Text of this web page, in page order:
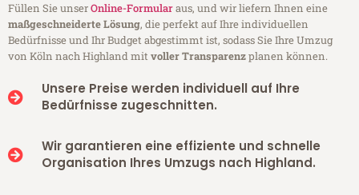
Füllen Sie unserOnline-Formularaus, und wir liefern Ihnen eine
maßgeschneiderte Lösung, die perfekt auf Ihre individuellen
Bedürfnisse und Ihr Budget abgestimmt ist, sodass Sie Ihre Umzug
von Köln nach Highland mitvoller Transparenzplanen können.
Unsere Preise werden individuell auf Ihre
Bedürfnisse zugeschnitten.
Wir garantieren eine effiziente und schnelle
Organisation Ihres Umzugs nach Highland.